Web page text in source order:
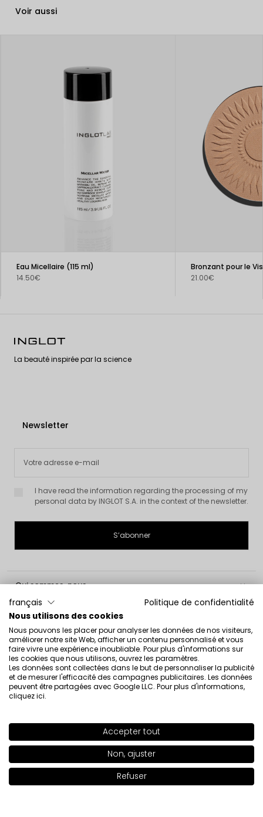
SHADE 92 >
Ajouter au panier | 49.00€
Voir aussi
Eau Micellaire (115 ml)
14.50€
21.00€
La beauté inspirée par la science
Newsletter
I have read the information regarding the processing of my
personal data by INGLOT S.A. in the context of the newsletter.
Qui sommes-nous 
Service client
Informations 
Social 
Contact
[email protected]
+ 48 16 678 02 10
français
Politique de confidentialité
Nous utilisons des cookies
Nous pouvons les placer pour analyser les données de nos visiteurs,
améliorer notre site Web, afficher un contenu personnalisé et vous
faire vivre une expérience inoubliable. Pour plus d'informations sur
les cookies que nous utilisons, ouvrez les paramètres.
Les données sont collectées dans le but de personnaliser la publicité
et de mesurer l'efficacité des campagnes publicitaires. Les données
peuvent être partagées avec Google LLC. Pour plus d'informations,
cliquez ici.
Accepter tout
Non, ajuster
Refuser